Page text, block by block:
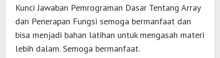
Kunci Jawaban Pemrograman Dasar Tentang Array
dan Penerapan Fungsi semoga bermanfaat dan
bisa menjadi bahan latihan untuk mengasah materi
lebih dalam. Semoga bermanfaat.